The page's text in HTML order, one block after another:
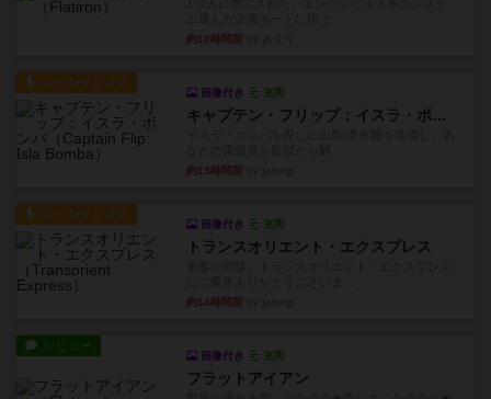
約10時間前
ルール/インスト
画像付き 充実
キャプテン・フリップ：イスラ・ボンバ
約13時間前
ルール/インスト
画像付き 充実
トランスオリエント・エクスプレス
約14時間前
レビュー
画像付き 充実
フラットアイアン